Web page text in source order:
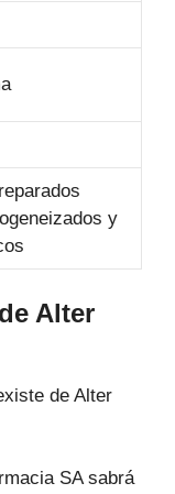
y
Alter
de Alter
SA sabrá